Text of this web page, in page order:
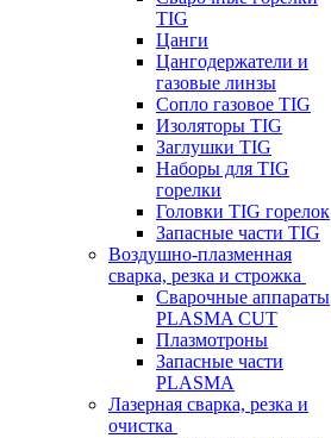
TIG
Цанги
Цангодержатели и
газовые линзы
Сопло газовое TIG
Изоляторы TIG
Заглушки TIG
Наборы для TIG
горелки
Головки TIG горелок
Запасные части TIG
Воздушно-плазменная
сварка, резка и строжка
Сварочные аппараты
PLASMA CUT
Плазмотроны
Запасные части
PLASMA
Лазерная сварка, резка и
очистка